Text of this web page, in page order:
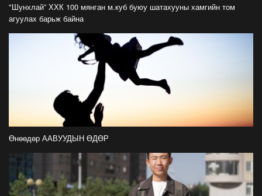
2026-07-21
"Улсын цолд хүрсэн бөхчүүдээс допинг
илрээгүй, аймгийн цолтой нэг бөхөөс илэрсэн
гэх имэйл ирсэн"
2026-07-21
Засгийн газрын хуралдаанаас гарсан
шийдвэрийг танилцуулж байна
2026-07-21
Тажикистан Улсын Ерөнхийлөгч Эмомали
Рахмоныг угтан авлаа
2026-07-21
"Шунхлай” ХХК 100 мянган м.куб буюу шатахууны хамгийн том
агуулах барьж байна
Өнөөдөр ААВУУДЫН ӨДӨР